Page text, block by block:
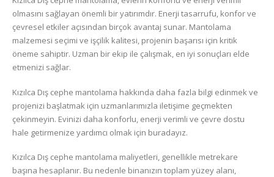
olmasını sağlayan önemli bir yatırımdır. Enerji tasarrufu, konfor ve
çevresel etkiler açısından birçok avantaj sunar. Mantolama
malzemesi seçimi ve işçilik kalitesi, projenin başarısı için kritik
öneme sahiptir. Uzman bir ekip ile çalışmak, en iyi sonuçları elde
etmenizi sağlar.
Kızılca Dış cephe mantolama hakkında daha fazla bilgi edinmek ve
projenizi başlatmak için uzmanlarımızla iletişime geçmekten
çekinmeyin. Evinizi daha konforlu, enerji verimli ve çevre dostu
hale getirmenize yardımcı olmak için buradayız.
Kızılca Dış cephe mantolama maliyetleri, genellikle metrekare
başına hesaplanır. Bu nedenle binanızın toplam yüzey alanı,